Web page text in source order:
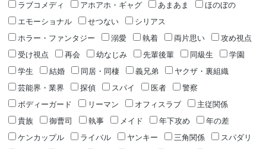
ラブコメディ
アホアホ・ギャグ あまあま
ほのぼの
エモーショナル
せつない
シリアス
ホラー・ファンタジー
溺愛 執着 両片思い
攻め視点
受け視点
再会 幼なじみ 先輩後輩 同級生
学園
学生
結婚 同居・同棲 義兄弟
ヤクザ・裏組織
芸能界・業界
探偵 スパイ 医者
警察
ボディーガード
リーマン オフィスラブ
主従関係
貴族
御曹司 執事 メイド 年下攻め
年の差
ケンカップル
ライバル ヤンキー 三角関係
スパダリ